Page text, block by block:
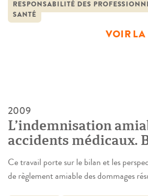
cette raison, elle a été réalisée à partir
décisions […]
RESPONSABILITÉ DES
SANTÉ
VOIR LA
2009
L’indemnisation
accidents médicaux.
traitement de 15 000
par les CRCI et
Ce travail porte sur le bilan et les
de règlement amiable des dommages